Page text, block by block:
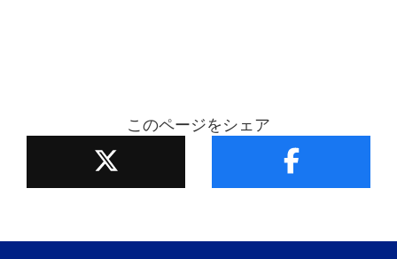
このページをシェア